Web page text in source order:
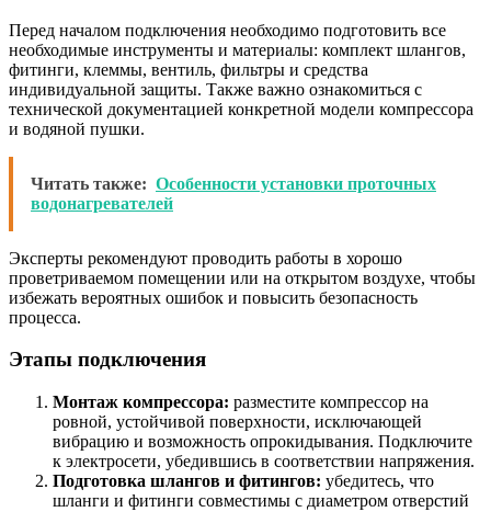
Перед началом подключения необходимо подготовить все
необходимые инструменты и материалы: комплект шлангов,
фитинги, клеммы, вентиль, фильтры и средства
индивидуальной защиты. Также важно ознакомиться с
технической документацией конкретной модели компрессора
и водяной пушки.
Читать также: Особенности установки проточных
водонагревателей
Эксперты рекомендуют проводить работы в хорошо
проветриваемом помещении или на открытом воздухе, чтобы
избежать вероятных ошибок и повысить безопасность
процесса.
Этапы подключения
Монтаж компрессора: разместите компрессор на
ровной, устойчивой поверхности, исключающей
вибрацию и возможность опрокидывания. Подключите
к электросети, убедившись в соответствии напряжения.
Подготовка шлангов и фитингов: убедитесь, что
шланги и фитинги совместимы с диаметром отверстий